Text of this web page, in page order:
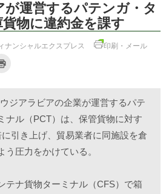
運営するパテンガ・タ
物に違約金を課す
ナンシャルエクスプレス
印刷・メール
て
印
(
し
い
ウ
ィ
で
ジアラビアの企業が運営するパテ
ナル（PCT）は、保管貨物に対す
引き上げ、貿易業者に同施設を倉
う圧力をかけている。
テナ貨物ターミナル（CFS）で箱